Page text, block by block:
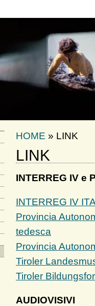
HOME » LINK
LINK
INTERREG IV e
INTERREG IV
Provincia
tedesca
Provincia
Tiroler
Tiroler
AUDIOVISIVI